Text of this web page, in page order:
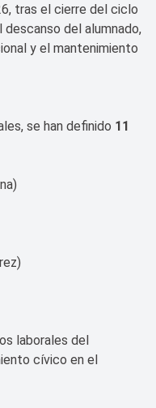
tras el cierre del ciclo
del alumnado,
y el mantenimiento
se han definido 11
laborales del
cívico en el